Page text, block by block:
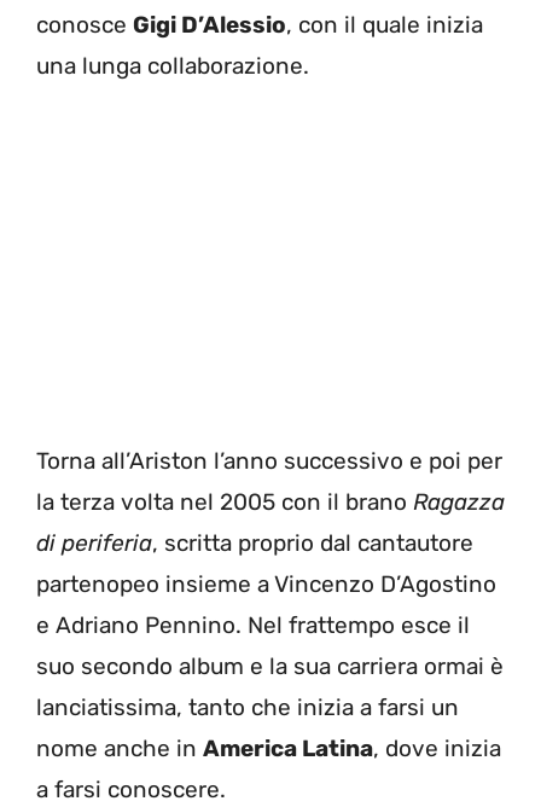
conosce Gigi D’Alessio, con il quale inizia
una lunga collaborazione.
Torna all’Ariston l’anno successivo e poi per
la terza volta nel 2005 con il brano Ragazza
di periferia, scritta proprio dal cantautore
partenopeo insieme a Vincenzo D’Agostino
e Adriano Pennino. Nel frattempo esce il
suo secondo album e la sua carriera ormai è
lanciatissima, tanto che inizia a farsi un
nome anche in America Latina, dove inizia
a farsi conoscere.